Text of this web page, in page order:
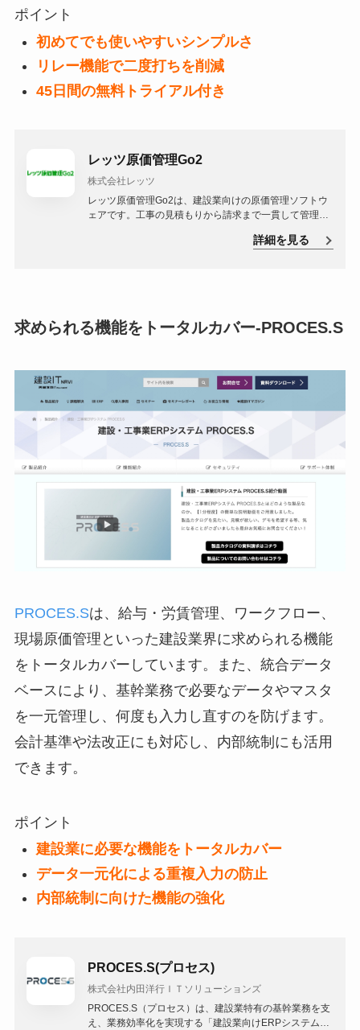
ポイント
初めてでも使いやすいシンプルさ
リレー機能で二度打ちを削減
45日間の無料トライアル付き
レッツ原価管理Go2
株式会社レッツ
レッツ原価管理Go2は、建設業向けの原価管理ソフトウ
ェアです。工事の見積もりから請求まで一貫して管理で
詳細を見る
求められる機能をトータルカバー-PROCES.S
PROCES.Sは、給与・労賃管理、ワークフロー、
現場原価管理といった建設業界に求められる機能
をトータルカバーしています。また、統合データ
ベースにより、基幹業務で必要なデータやマスタ
を一元管理し、何度も入力し直すのを防げます。
会計基準や法改正にも対応し、内部統制にも活用
できます。
ポイント
建設業に必要な機能をトータルカバー
データ一元化による重複入力の防止
内部統制に向けた機能の強化
PROCES.S(プロセス)
株式会社内田洋行ＩＴソリューションズ
PROCES.S（プロセス）は、建設業特有の基幹業務を支
え、業務効率化を実現する「建設業向けERPシステム」